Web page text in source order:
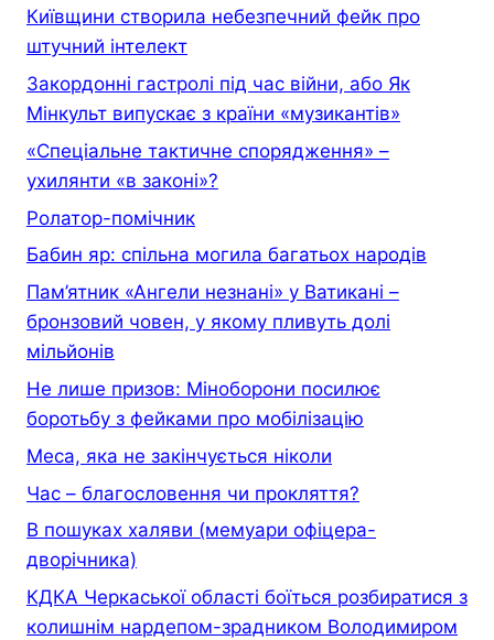
Київщини створила небезпечний фейк про
штучний інтелект
Закордонні гастролі під час війни, або Як
Мінкульт випускає з країни «музикантів»
«Спеціальне тактичне спорядження» –
ухилянти «в законі»?
Ролатор-помічник
Бабин яр: спільна могила багатьох народів
Пам’ятник «Ангели незнані» у Ватикані –
бронзовий човен, у якому пливуть долі
мільйонів
Не лише призов: Міноборони посилює
боротьбу з фейками про мобілізацію
Меса, яка не закінчується ніколи
Час – благословення чи прокляття?
В пошуках халяви (мемуари офiцера-
дворiчника)
КДКА Черкаської області боїться розбиратися з
колишнім нардепом-зрадником Володимиром